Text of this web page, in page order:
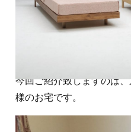
今回ご紹介致しますのは
様のお宅です。